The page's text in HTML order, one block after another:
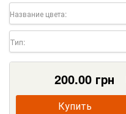
Название цвета:
Тип:
200.00грн
Купить